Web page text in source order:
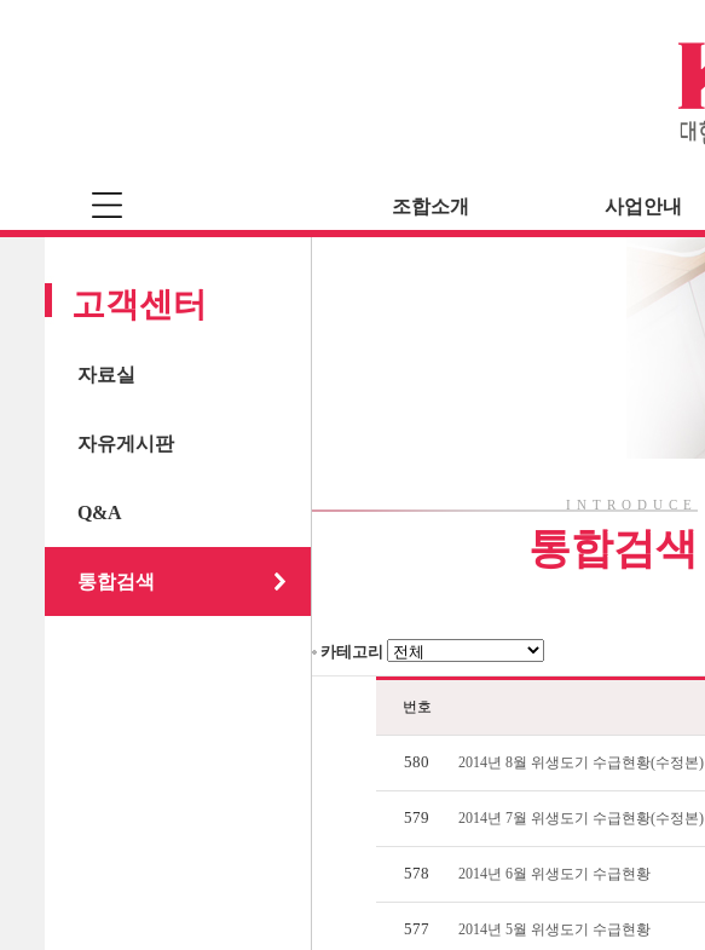
조합소개 사업안내
고객센터
자료실
자유게시판
Q&A
통합검색
INTRODUCE
통합검색
카테고리
번호
580 2014년 8월 위생도기 수급현황(수정본)
579 2014년 7월 위생도기 수급현황(수정본)
578 2014년 6월 위생도기 수급현황
577 2014년 5월 위생도기 수급현황